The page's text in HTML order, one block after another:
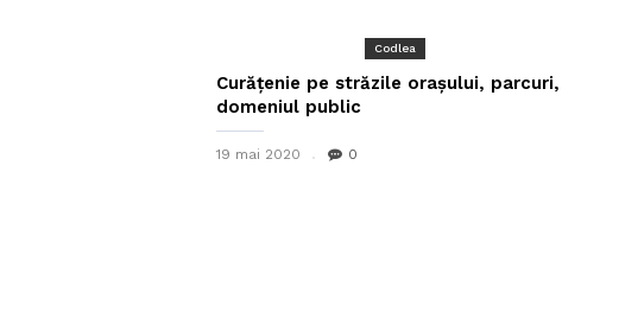
Codlea
Curățenie pe străzile orașului, parcuri,
domeniul public
19 mai 2020 0